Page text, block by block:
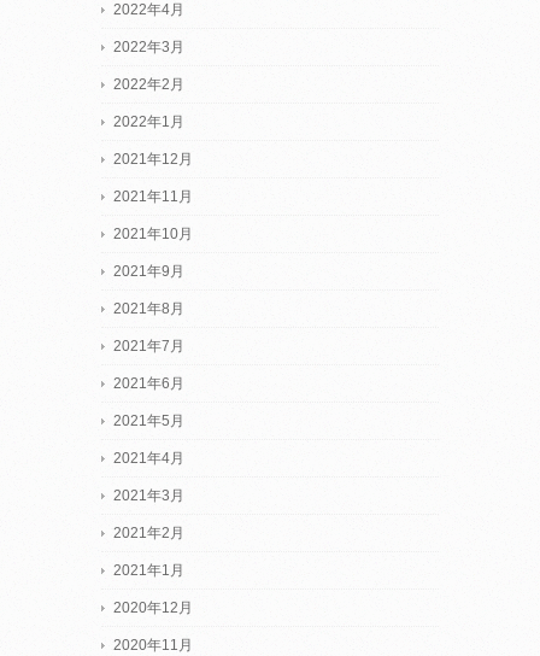
2022年4月
2022年3月
2022年2月
2022年1月
2021年12月
2021年11月
2021年10月
2021年9月
2021年8月
2021年7月
2021年6月
2021年5月
2021年4月
2021年3月
2021年2月
2021年1月
2020年12月
2020年11月